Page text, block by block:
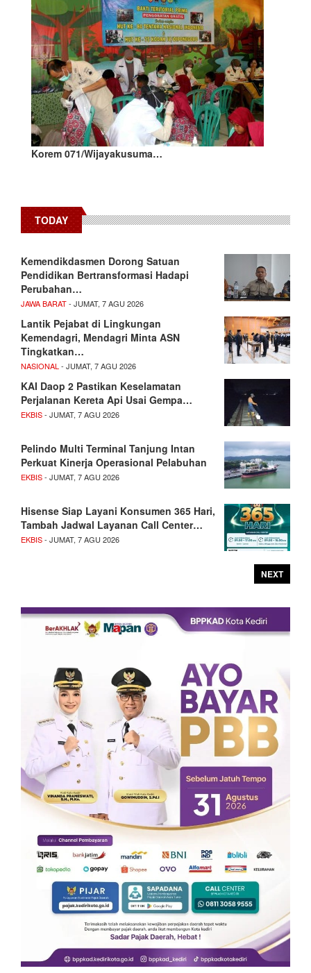
Korem 071/Wijayakusuma…
TODAY
Kemendikdasmen Dorong Satuan
Pendidikan Bertransformasi Hadapi
Perubahan…
JAWA BARAT- JUMAT, 7 AGU 2026
Lantik Pejabat di Lingkungan
Kemendagri, Mendagri Minta ASN
Tingkatkan…
NASIONAL- JUMAT, 7 AGU 2026
KAI Daop 2 Pastikan Keselamatan
Perjalanan Kereta Api Usai Gempa…
EKBIS- JUMAT, 7 AGU 2026
Pelindo Multi Terminal Tanjung Intan
Perkuat Kinerja Operasional Pelabuhan
EKBIS- JUMAT, 7 AGU 2026
Hisense Siap Layani Konsumen 365 Hari,
Tambah Jadwal Layanan Call Center…
EKBIS- JUMAT, 7 AGU 2026
NEXT